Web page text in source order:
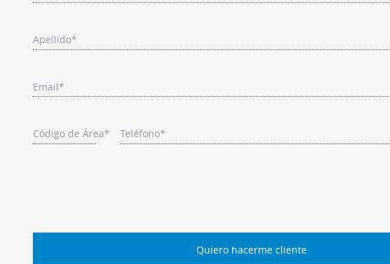
Apellido*
Email*
Código de Área* Teléfono*
Quiero hacerme cliente